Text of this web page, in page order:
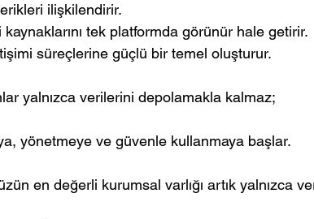
ilişkilendirir.
kaynaklarını tek platformda görünür hale getirir.
süreçlerine güçlü bir temel oluşturur.
yalnızca verilerini depolamakla kalmaz;
yönetmeye ve güvenle kullanmaya başlar.
en değerli kurumsal varlığı artık yalnızca